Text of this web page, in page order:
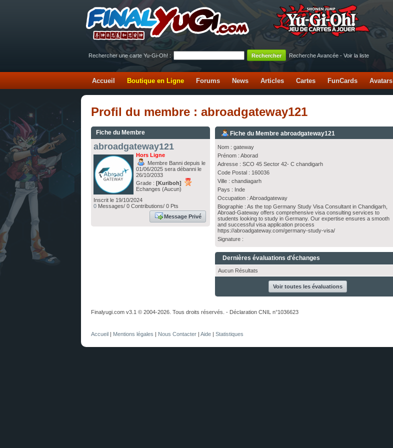
Rechercher une carte Yu-Gi-Oh! :
Recherche Avancée - Voir la liste
Accueil Boutique en Ligne Forums News Articles Cartes FunCards Avatars
Profil du membre : abroadgateway121
Fiche du Membre
abroadgateway121
Hors Ligne
Membre Banni depuis le
01/06/2025 sera débanni le
26/10/2033
Grade : [Kuriboh]
Echanges (Aucun)
Inscrit le 19/10/2024
0 Messages/ 0 Contributions/ 0 Pts
Message Privé
Fiche du Membre abroadgateway121
Nom : gateway
Prénom : Aborad
Adresse : SCO 45 Sector 42- C chandigarh
Code Postal : 160036
Ville : chandiagarh
Pays : Inde
Occupation : Abroadgateway
Biographie : As the top Germany Study Visa Consultant in Chandigarh,
Abroad-Gateway offers comprehensive visa consulting services to
students looking to study in Germany. Our expertise ensures a smooth
and successful visa application process
https://abroadgateway.com/germany-study-visa/
Signature :
Dernières évaluations d'échanges
Aucun Résultats
Voir toutes les évaluations
Finalyugi.com v3.1 © 2004-2026. Tous droits réservés. - Déclaration CNIL n°1036623
Accueil | Mentions légales | Nous Contacter | Aide | Statistiques